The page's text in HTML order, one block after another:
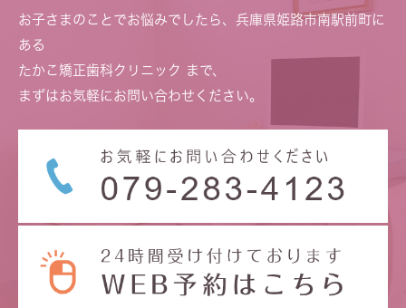
お子さまのことでお悩みでしたら、兵庫県姫路市南駅前町に
ある
たかこ矯正歯科クリニック まで、
まずはお気軽にお問い合わせください。